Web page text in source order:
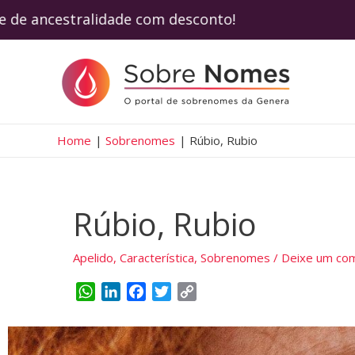
de ancestralidade com desconto! Use
Home Sobrenomes Rúbio, Rubio
Rúbio, Rubio
Apelido, Característica, Sobrenomes / Deixe um
W
a
t
n
k
c
e
i
t
p
y